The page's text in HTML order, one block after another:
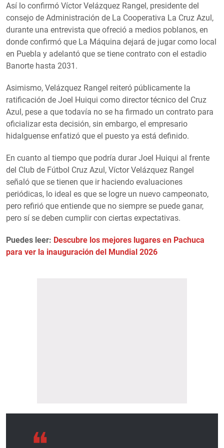
Así lo confirmó Víctor Velázquez Rangel, presidente del
consejo de Administración de La Cooperativa La Cruz Azul,
durante una entrevista que ofreció a medios poblanos, en
donde confirmó que La Máquina dejará de jugar como local
en Puebla y adelantó que se tiene contrato con el estadio
Banorte hasta 2031.
Asimismo, Velázquez Rangel reiteró públicamente la
ratificación de Joel Huiqui como director técnico del Cruz
Azul, pese a que todavía no se ha firmado un contrato para
oficializar esta decisión, sin embargo, el empresario
hidalguense enfatizó que el puesto ya está definido.
En cuanto al tiempo que podría durar Joel Huiqui al frente
del Club de Fútbol Cruz Azul, Víctor Velázquez Rangel
señaló que se tienen que ir haciendo evaluaciones
periódicas, lo ideal es que se logre un nuevo campeonato,
pero refirió que entiende que no siempre se puede ganar,
pero sí se deben cumplir con ciertas expectativas.
Puedes leer: Descubre los mejores lugares en Pachuca
para ver la inauguración del Mundial 2026